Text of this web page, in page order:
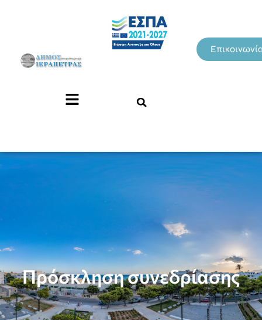
Πρόσκληση συνεδρίασης